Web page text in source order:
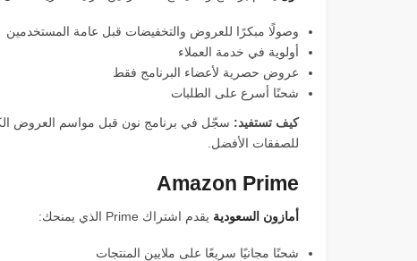
وصولًا مبكرًا للعروض والتخفيضات قبل عامة المستخدمين
أولوية في خدمة العملاء
عروض حصرية لأعضاء البرنامج فقط
شحنًا أسرع على الطلبات
كيف تستفيد:
للصفقات الأفضل.
Amazon Prime
أمازون السعودية يقدم اشتراك Prime الذي يمنحك:
شحنًا مجانيًا سريعًا على ملايين المنتجات